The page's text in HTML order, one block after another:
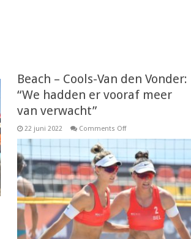
Beach – Cools-Van den Vonder:
“We hadden er vooraf meer
van verwacht”
22 juni 2022 Comments Offon
Cools-
Van
den
Vonder:
“We
hadden
vooraf
meer
van
verwacht”